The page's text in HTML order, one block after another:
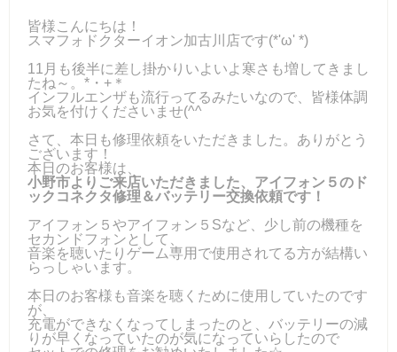
皆様こんにちは！
スマフォドクターイオン加古川店です(*'ω' *)
11月も後半に差し掛かりいよいよ寒さも増してきまし
たね～。*・+＊
インフルエンザも流行ってるみたいなので、皆様体調
お気を付けくださいませ(^^ゞ
さて、本日も修理依頼をいただきました。ありがとう
ございます！
本日のお客様は、
小野市よりご来店いただきました、アイフォン５のド
ックコネクタ修理＆バッテリー交換依頼です！
アイフォン５やアイフォン５Sなど、少し前の機種を
セカンドフォンとして、
音楽を聴いたりゲーム専用で使用されてる方が結構い
らっしゃいます。
本日のお客様も音楽を聴くために使用していたのです
が、
充電ができなくなってしまったのと、バッテリーの減
りが早くなっていたのが気になっていらしたので